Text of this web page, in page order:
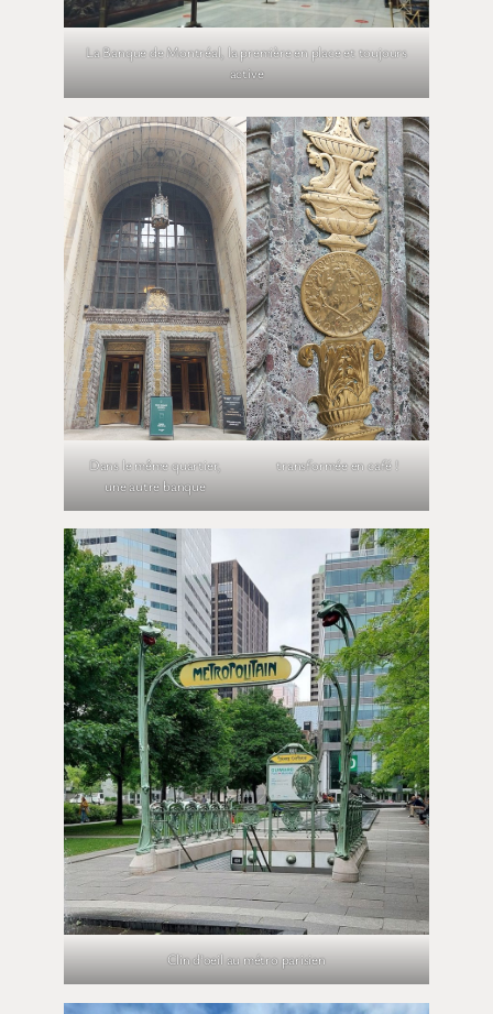
La Banque de Montréal, la première en place et toujours
active
Dans le même quartier,
une autre banque
transformée en café !
Clin d’oeil au métro parisien